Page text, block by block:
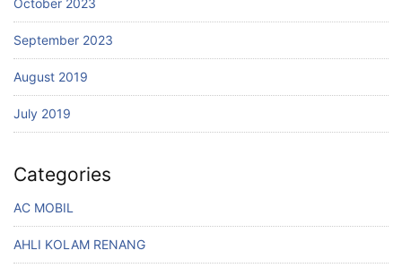
October 2023
September 2023
August 2019
July 2019
Categories
AC MOBIL
AHLI KOLAM RENANG